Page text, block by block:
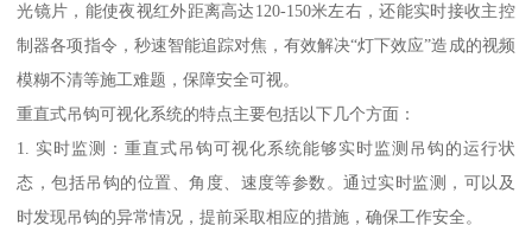
光镜片，能使夜视红外距离高达120-150米左右，还能实时接收主控
制器各项指令，秒速智能追踪对焦，有效解决“灯下效应”造成的视频
模糊不清等施工难题，保障安全可视。
重直式吊钩可视化系统的特点主要包括以下几个方面：
1. 实时监测：重直式吊钩可视化系统能够实时监测吊钩的运行状
态，包括吊钩的位置、角度、速度等参数。通过实时监测，可以及
时发现吊钩的异常情况，提前采取相应的措施，确保工作安全。